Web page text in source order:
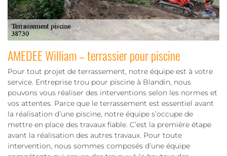
AMEDEE William – terrassier pour piscine
Pour tout projet de terrassement, notre équipe est à votre
service. Entreprise trou pour piscine à Blandin, nous
pouvons vous réaliser des interventions selon les normes et
vos attentes. Parce que le terrassement est essentiel avant
la réalisation d’une piscine, notre équipe s’occupe de
mettre en place des travaux fiable. C’est la première étape
avant la réalisation des autres travaux. Pour toute
intervention, nous sommes composés d’une équipe